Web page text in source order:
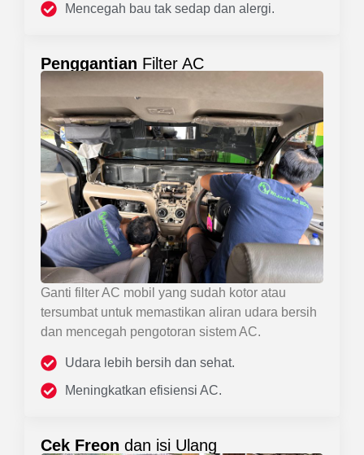
Mencegah bau tak sedap dan alergi.
Penggantian Filter AC
Ganti filter AC mobil yang sudah kotor atau
tersumbat untuk memastikan aliran udara bersih
dan mencegah pengotoran sistem AC.
Udara lebih bersih dan sehat.
Meningkatkan efisiensi AC.
Cek Freon dan isi Ulang